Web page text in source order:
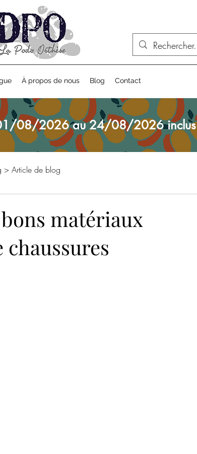
À propos de nous Blog Contact
01/08/2026 au 24/08/2026 inclus
> Article de blog
matériaux